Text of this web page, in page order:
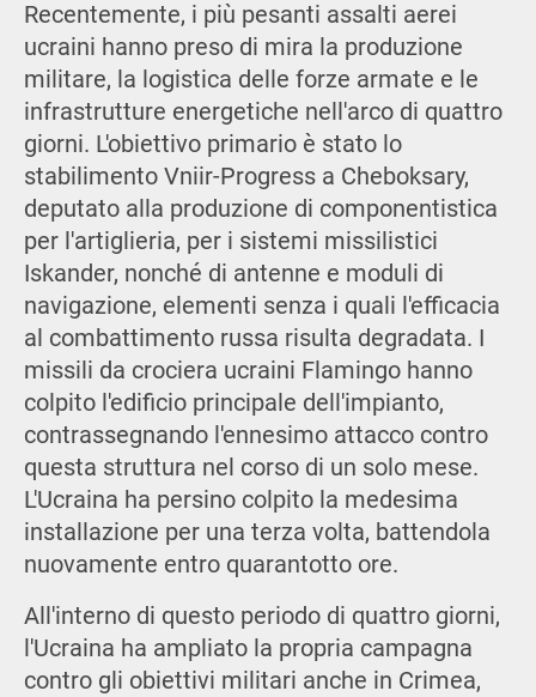
Recentemente, i più pesanti assalti aerei
ucraini hanno preso di mira la produzione
militare, la logistica delle forze armate e le
infrastrutture energetiche nell'arco di quattro
giorni. L'obiettivo primario è stato lo
stabilimento Vniir-Progress a Cheboksary,
deputato alla produzione di componentistica
per l'artiglieria, per i sistemi missilistici
Iskander, nonché di antenne e moduli di
navigazione, elementi senza i quali l'efficacia
al combattimento russa risulta degradata. I
missili da crociera ucraini Flamingo hanno
colpito l'edificio principale dell'impianto,
contrassegnando l'ennesimo attacco contro
questa struttura nel corso di un solo mese.
L'Ucraina ha persino colpito la medesima
installazione per una terza volta, battendola
nuovamente entro quarantotto ore.
All'interno di questo periodo di quattro giorni,
l'Ucraina ha ampliato la propria campagna
contro gli obiettivi militari anche in Crimea,